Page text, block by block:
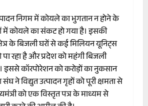
निगम में कोयले का भुगतान न होने के
में कोयले का संकट हो गया है। इसकी
के बिजली घरों से कई मिलियन यूनिट्स
पा रहा है और प्रदेश को महंगी बिजली
इससे कॉरपोरेशन को करोड़ों का नुकसान
संघ ने विद्युत उत्पादन गृहों को पूरी क्षमता से
को एक विस्तृत पत्र के माध्यम से